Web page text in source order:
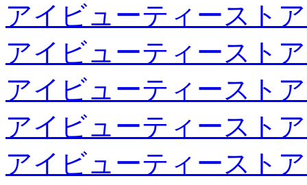
アイビューティースト
アイビューティースト
アイビューティースト
アイビューティースト
アイビューティースト